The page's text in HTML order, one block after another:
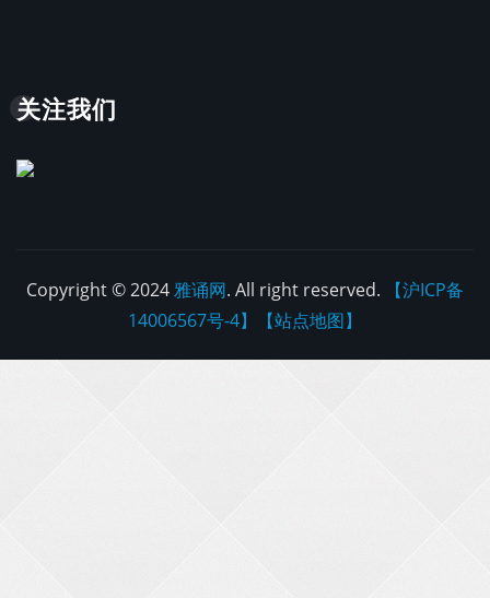
关注我们
Copyright © 2024雅诵网. All right reserved.
【沪ICP备
14006567号-4】
【站点地图】